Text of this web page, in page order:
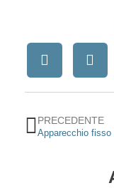
PRECEDENTE